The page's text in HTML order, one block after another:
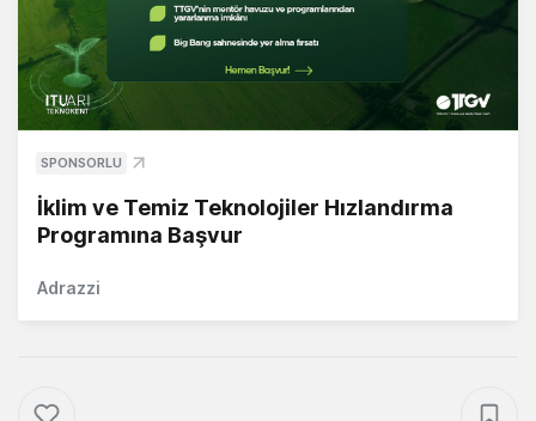
SPONSORLU
İklim ve Temiz Teknolojiler Hızlandırma
Programına Başvur
Adrazzi